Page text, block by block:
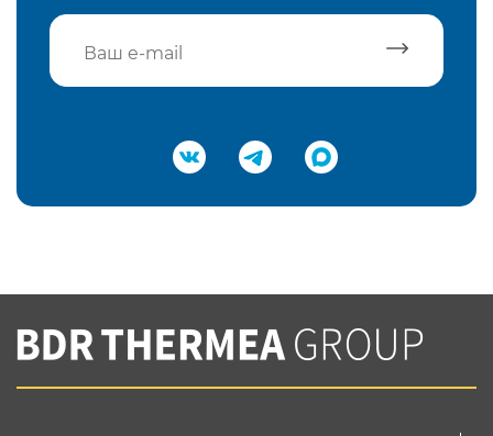
Подтвердить e-mail
Вы соглашаетесь с нашей политикой
конфеденциальности